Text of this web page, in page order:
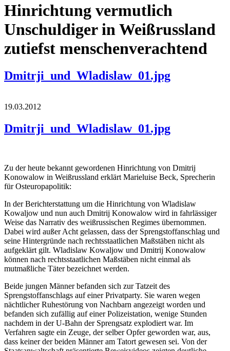
Hinrichtung vermutlich
Unschuldiger in Weißrussland
zutiefst menschenverachtend
Dmitrji_und_Wladislaw_01.jpg
19.03.2012
Dmitrji_und_Wladislaw_01.jpg
Zu der heute bekannt gewordenen Hinrichtung von Dmitrij
Konowalow in Weißrussland erklärt Marieluise Beck, Sprecherin
für Osteuropapolitik:
In der Berichterstattung um die Hinrichtung von Wladislaw
Kowaljow und nun auch Dmitrij Konowalow wird in fahrlässiger
Weise das Narrativ des weißrussischen Regimes übernommen.
Dabei wird außer Acht gelassen, dass der Sprengstoffanschlag und
seine Hintergründe nach rechtsstaatlichen Maßstäben nicht als
aufgeklärt gilt. Wladislaw Kowaljow und Dmitrij Konowalow
können nach rechtsstaatlichen Maßstäben nicht einmal als
mutmaßliche Täter bezeichnet werden.
Beide jungen Männer befanden sich zur Tatzeit des
Sprengstoffanschlags auf einer Privatparty. Sie waren wegen
nächtlicher Ruhestörung von Nachbarn angezeigt worden und
befanden sich zufällig auf einer Polizeistation, wenige Stunden
nachdem in der U-Bahn der Sprengsatz explodiert war. Im
Verfahren sagte ein Zeuge, der selber Opfer geworden war, aus,
dass keiner der beiden Männer am Tatort gewesen sei. Von der